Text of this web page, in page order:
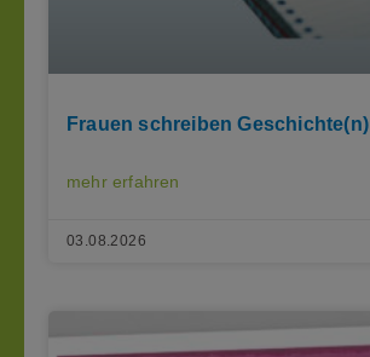
Frauen schreiben Geschichte(n)
mehr erfahren
03.08.2026